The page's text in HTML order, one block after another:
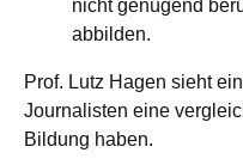
nicht genügend
abbilden.
Prof. Lutz Hagen sieht
Journalisten eine
Bildung haben.